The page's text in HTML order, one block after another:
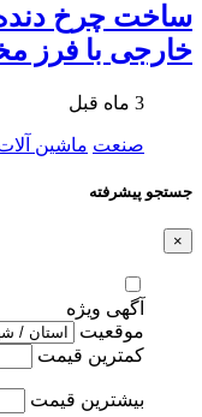
ساخت چرخ
خارجی با فرز
3 ماه قبل
صنعت ماشین
جستجو پیشرفته
×
آگهی ویژه
موقعیت
کمترین قیمت
بیشترین قیمت